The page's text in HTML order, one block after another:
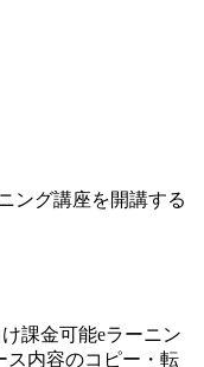
ング講座を開講する
課金可能eラーニン
ス内容のコピー・転